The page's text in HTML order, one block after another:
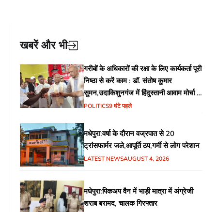
खबरें और भी
गरीबों के अधिकारों की रक्षा के लिए कार्यकर्ता पूरी
निष्ठा से करें काम : डॉ. संतोष कुमार
सुमन,उदाकिशुनगंज में हिंदुस्तानी आवाम मोर्चा के
गरीब चौपाल में शिक्षा, स्वास्थ्य, रोजगार समेत
POLITICS9 घंटे पहले
मधेपुरा:वर्षा के दौरान वज्रपात से 20
ट्रांसफार्मर जले,आपूर्ति ठप,गर्मी से लोग परेशान
LATEST NEWSAUGUST 4, 2026
मधेपुरा:पिकअप वैन में भाड़ी मात्रा में अंग्रेजी
शराब बरामद, चालक गिरफ्तार